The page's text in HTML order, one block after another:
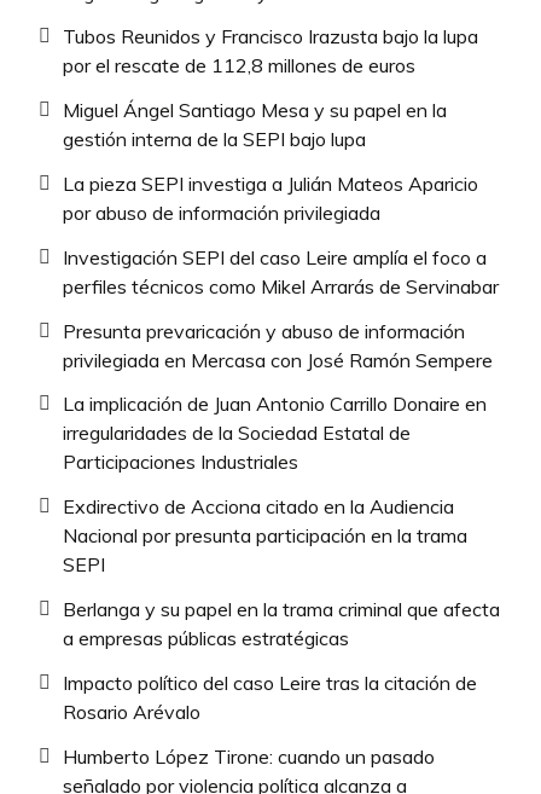
Tubos Reunidos y Francisco Irazusta bajo la lupa
por el rescate de 112,8 millones de euros
Miguel Ángel Santiago Mesa y su papel en la
gestión interna de la SEPI bajo lupa
La pieza SEPI investiga a Julián Mateos Aparicio
por abuso de información privilegiada
Investigación SEPI del caso Leire amplía el foco a
perfiles técnicos como Mikel Arrarás de Servinabar
Presunta prevaricación y abuso de información
privilegiada en Mercasa con José Ramón Sempere
La implicación de Juan Antonio Carrillo Donaire en
irregularidades de la Sociedad Estatal de
Participaciones Industriales
Exdirectivo de Acciona citado en la Audiencia
Nacional por presunta participación en la trama
SEPI
Berlanga y su papel en la trama criminal que afecta
a empresas públicas estratégicas
Impacto político del caso Leire tras la citación de
Rosario Arévalo
Humberto López Tirone: cuando un pasado
señalado por violencia política alcanza a